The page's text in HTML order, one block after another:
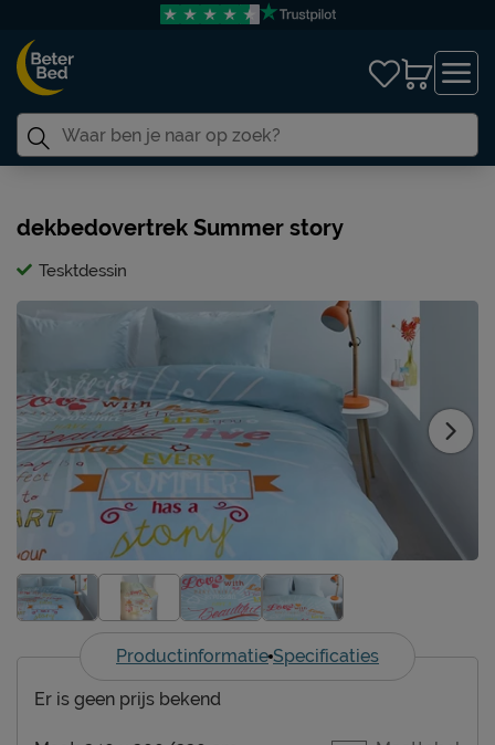
dekbedovertrek Summer story
Tesktdessin
Productinformatie Specificaties
Er is geen prijs bekend